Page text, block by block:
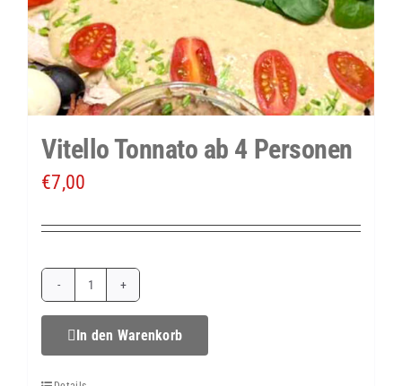
Vitello Tonnato ab 4 Personen
€7,00
Vitello
Tonnato
In den Warenkorb